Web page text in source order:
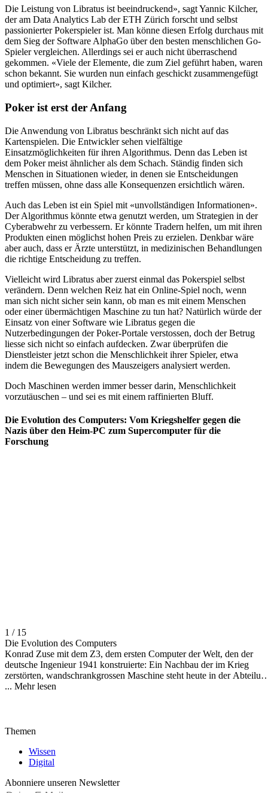
Die Leistung von Libratus ist beeindruckend», sagt Yannic Kilcher,
der am Data Analytics Lab der ETH Zürich forscht und selbst
passionierter Pokerspieler ist. Man könne diesen Erfolg durchaus mit
dem Sieg der Software AlphaGo über den besten menschlichen Go-
Spieler vergleichen. Allerdings sei er auch nicht überraschend
gekommen. «Viele der Elemente, die zum Ziel geführt haben, waren
schon bekannt. Sie wurden nun einfach geschickt zusammengefügt
und optimiert», sagt Kilcher.
Poker ist erst der Anfang
Die Anwendung von Libratus beschränkt sich nicht auf das
Kartenspielen. Die Entwickler sehen vielfältige
Einsatzmöglichkeiten für ihren Algorithmus. Denn das Leben ist
dem Poker meist ähnlicher als dem Schach. Ständig finden sich
Menschen in Situationen wieder, in denen sie Entscheidungen
treffen müssen, ohne dass alle Konsequenzen ersichtlich wären.
Auch das Leben ist ein Spiel mit «unvollständigen Informationen».
Der Algorithmus könnte etwa genutzt werden, um Strategien in der
Cyberabwehr zu verbessern. Er könnte Tradern helfen, um mit ihren
Produkten einen möglichst hohen Preis zu erzielen. Denkbar wäre
aber auch, dass er Ärzte unterstützt, in medizinischen Behandlungen
die richtige Entscheidung zu treffen.
Vielleicht wird Libratus aber zuerst einmal das Pokerspiel selbst
verändern. Denn welchen Reiz hat ein Online-Spiel noch, wenn
man sich nicht sicher sein kann, ob man es mit einem Menschen
oder einer übermächtigen Maschine zu tun hat? Natürlich würde der
Einsatz von einer Software wie Libratus gegen die
Nutzerbedingungen der Poker-Portale verstossen, doch der Betrug
liesse sich nicht so einfach aufdecken. Zwar überprüfen die
Dienstleister jetzt schon die Menschlichkeit ihrer Spieler, etwa
indem die Bewegungen des Mauszeigers analysiert werden.
Doch Maschinen werden immer besser darin, Menschlichkeit
vorzutäuschen – und sei es mit einem raffinierten Bluff.
Die Evolution des Computers: Vom Kriegshelfer gegen die
Nazis über den Heim-PC zum Supercomputer für die
Forschung
1 / 15
Die Evolution des Computers
Konrad Zuse mit dem Z3, dem ersten Computer der Welt, den der
deutsche Ingenieur 1941 konstruierte: Ein Nachbau der im Krieg
zerstörten, wandschrankgrossen Maschine steht heute in der
Informatik des Deutschen Museums in München. (Bild:
... Mehr lesen
Themen
Wissen
Digital
Abonniere unseren Newsletter